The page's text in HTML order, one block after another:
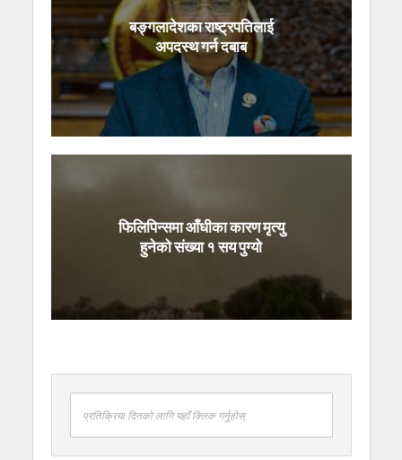
बङ्गलादेशका राष्ट्रपतिलाई
अपदस्थ गर्न दबाब
फिलिपिन्समा आँधीका कारण मृत्यु
हुनेको संख्या १ सय पुग्यो
प्रतिक्रिया दिनको लागि यहाँ क्लिक गर्नुहोस्